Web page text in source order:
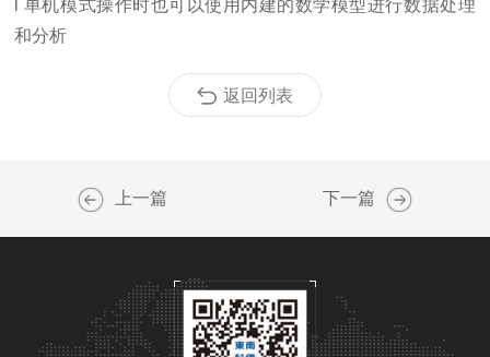
单机模式操作时也可以使用内建的数学模型进行数据处理
和分析
返回列表
上一篇 下一篇